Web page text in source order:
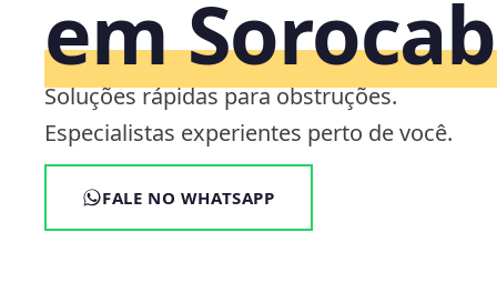
em
Soluções rápidas para obstruções.
Especialistas experientes perto de você.
FALE NO WHATSAPP